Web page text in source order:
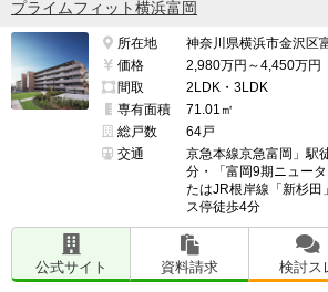
このマンションの最も気になる点
高層マンションなので今後修理の時は
かが気になります。
並行して検討したマンション名
ありません。
プライムフィット横浜富岡
所在地
神奈川県横浜市金沢区
価格
2,980万円～4,450万円
間取
2LDK・3LDK
専有面積
71.01㎡
総戸数
64戸
交通
京急本線京急富岡」駅
分・「富岡9期ニュー
たはJR根岸線「新杉
ス停徒歩4分
公式サイト 資料請求 検討ス